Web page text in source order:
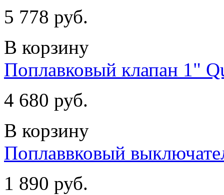
5 778 руб.
В корзину
Поплавковый клапан 1"
4 680 руб.
В корзину
Поплаввковый
1 890 руб.